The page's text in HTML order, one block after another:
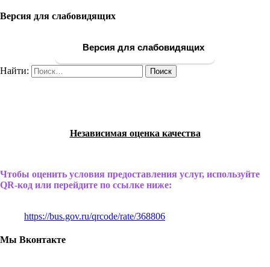
Версия для слабовидящих
Версия для слабовидящих
Найти:
Независимая оценка качества
Чтобы оценить условия предоставления услуг, используйте
QR-код или перейдите по ссылке ниже:
https://bus.gov.ru/qrcode/rate/368806
Мы Вконтакте